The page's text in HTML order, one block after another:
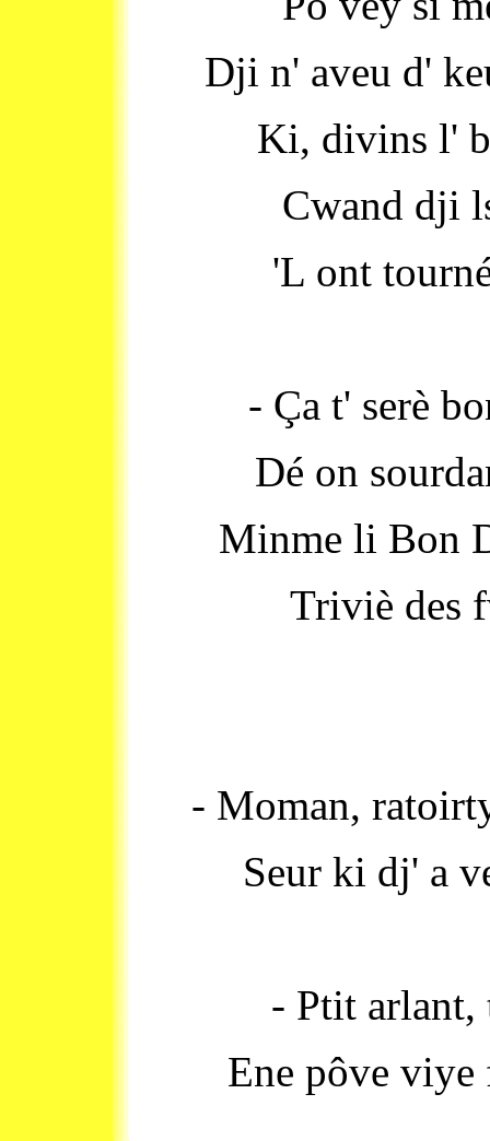
Dji n' aveu d'
Ki, divins l'
Cwand dji
'L ont
- Ça t' serè
Dé on
Minme li Bon
Triviè des
- Moman,
Seur ki dj' a
- Ptit
Ene pôve viye